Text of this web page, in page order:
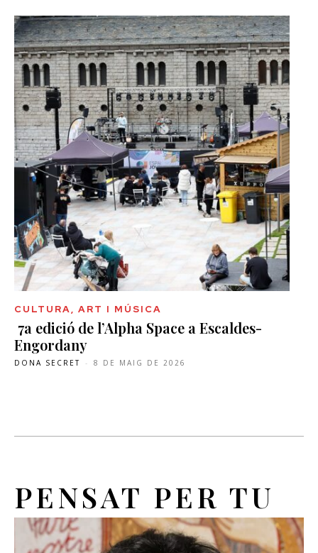
CULTURA, ART I MÚSICA
7a edició de l’Alpha Space a Escaldes-
Engordany
DONA SECRET - 8 DE MAIG DE 2026
PENSAT PER TU